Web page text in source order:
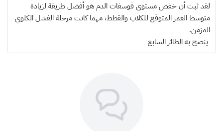
لقد ثبت أن خفض مستوى فوسفات الدم هو أفضل طريقة لزيادة
متوسط ​​العمر المتوقع للكلاب والقطط، مهما كانت مرحلة الفشل الكلوي
المزمن.
ينصح بهالطائر السابع